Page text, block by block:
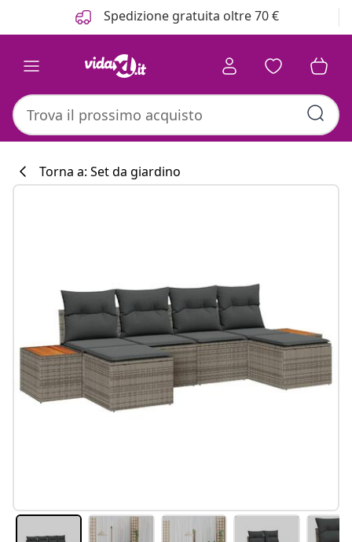
Spedizione gratuita oltre 70 €
Torna a: Set da giardino